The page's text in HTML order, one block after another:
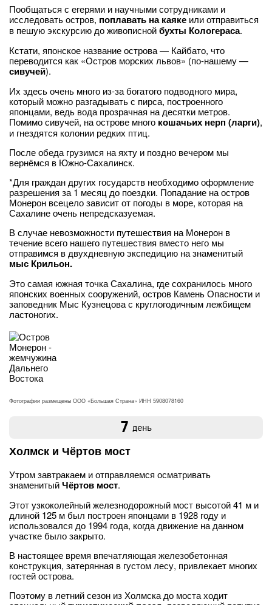
Пообщаться с егерями и научными сотрудниками и
исследовать остров, поплавать на каяке или отправиться
в пешую экскурсию до живописнойбухты Кологераса.
Кстати, японское название острова — Кайбато, что
переводится как «Остров морских львов» (по-нашему —
сивучей).
Их здесь очень много из-за богатого подводного мира,
который можно разгадывать с пирса, построенного
японцами, ведь вода прозрачная на десятки метров.
Помимо сивучей, на острове много кошачьих нерп (ларги),
и гнездятся колонии редких птиц.
После обеда грузимся на яхту и поздно вечером мы
вернёмся в Южно-Сахалинск.
*Для граждан других государств необходимо оформление
разрешения за 1 месяц до поездки. Попадание на остров
Монерон всецело зависит от погоды в море, которая на
Сахалине очень непредсказуемая.
В случае невозможности путешествия на Монерон в
течение всего нашего путешествия вместо него мы
отправимся в двухдневную экспедицию на знаменитый
мыс Крильон.
Это самая южная точка Сахалина, где сохранилось много
японских военных сооружений, остров Камень Опасности и
заповедник Мыс Кузнецова с круглогодичным лежбищем
ластоногих.
Фотографии размещены ООО «Большая Страна» ИНН 5908078160
7 день
Холмск и Чёртов мост
Утром завтракаем и отправляемся осматривать
знаменитыйЧёртов мост.
Этот узкоколейный железнодорожный мост высотой 41 м и
длиной 125 м был построен японцами в 1928 году и
использовался до 1994 года, когда движение на данном
участке было закрыто.
В настоящее время впечатляющая железобетонная
конструкция, затерянная в густом лесу, привлекает многих
гостей острова.
Поэтому в летний сезон из Холмска до моста ходит